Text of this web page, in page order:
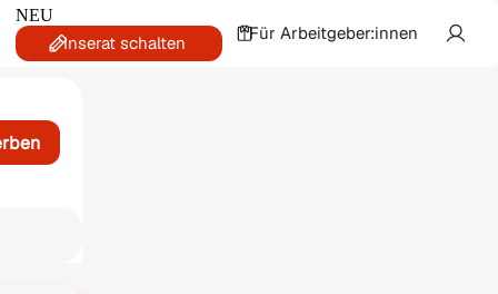
NEU
Inserat schalten Für Arbeitgeber:innen